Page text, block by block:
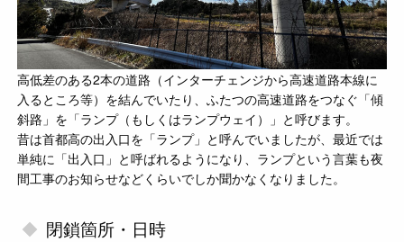
高低差のある2本の道路（インターチェンジから高速道路本線に
入るところ等）を結んでいたり、ふたつの高速道路をつなぐ「傾
斜路」を「ランプ（もしくはランプウェイ）」と呼びます。
昔は首都高の出入口を「ランプ」と呼んでいましたが、最近では
単純に「出入口」と呼ばれるようになり、ランプという言葉も夜
間工事のお知らせなどくらいでしか聞かなくなりました。
閉鎖箇所・日時